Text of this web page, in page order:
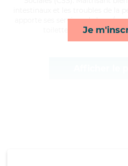
Je
apporte ses services de lever/
toilette/habillage et